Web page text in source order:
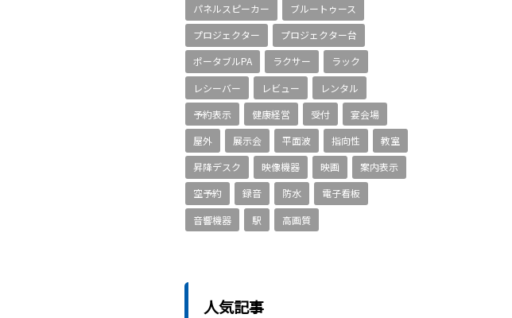
パネルスピーカー
ブルートゥース
プロジェクター
プロジェクター台
ポータブルPA
ラクサー
ラック
レシーバー
レビュー
レンタル
予約表示
健康経営 受付
宴会場
屋外
展示会 平面波 指向性
教室
昇降デスク
映像機器 映画
案内表示
空予約
録音 防水
電子看板
音響機器
駅 高画質
人気記事